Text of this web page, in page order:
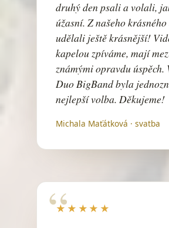
Duhová víla
Hana Zagorová
Dvě láhve vína
Marek Ztracený
Dyby byla Morava
Faith No More
lidová
Ej, padá, padá rosenka
druhý den psali a volali,
úžasní. Z našeho
udělali ještě krásnější!
kapelou zpíváme, mají
známými opravdu úspěch.
Duo BigBand byla
nejlepší volba. Děkujeme!
Michala Maťátková · svatba
★★★★★